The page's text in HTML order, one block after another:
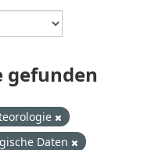
gefunden
Daten